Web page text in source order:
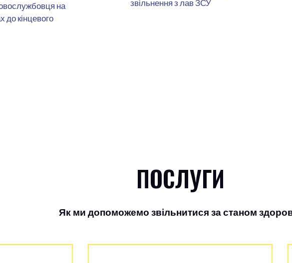
на
до кінцевого
звільнення з лав ЗСУ
ПОСЛУГИ
Як ми допоможемо звільнитися за станом